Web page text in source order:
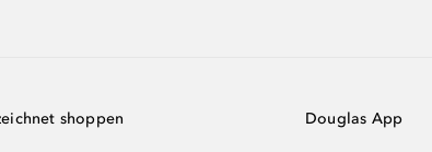
shoppen Douglas App